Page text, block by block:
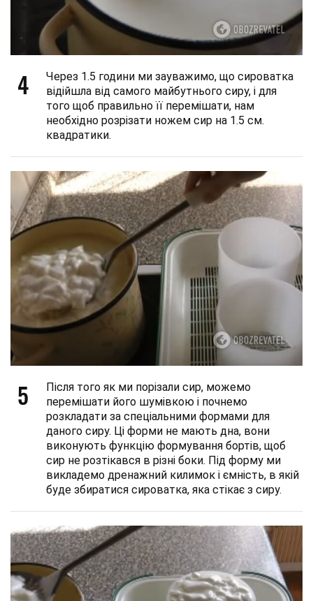
4
Через 1.5 години ми зауважимо, що сироватка
відійшла від самого майбутнього сиру, і для
того щоб правильно її перемішати, нам
необхідно розрізати ножем сир на 1.5 см.
квадратики.
5
Після того як ми порізали сир, можемо
перемішати його шумівкою і почнемо
розкладати за спеціальними формами для
даного сиру. Ці форми не мають дна, вони
виконують функцію формування бортів, щоб
сир не розтікався в різні боки. Під форму ми
викладемо дренажний килимок і ємність, в якій
буде збиратися сироватка, яка стікає з сиру.